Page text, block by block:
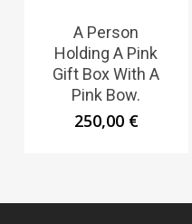
A Person
Holding A Pink
Gift Box With A
Pink Bow.
250,00 €